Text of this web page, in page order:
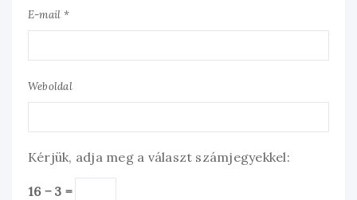
E-mail *
Weboldal
Kérjük, adja meg a választ számjegyekkel:
16 − 3 =